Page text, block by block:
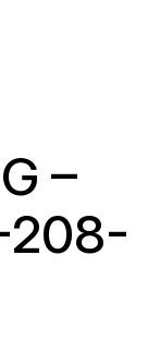
–
208-